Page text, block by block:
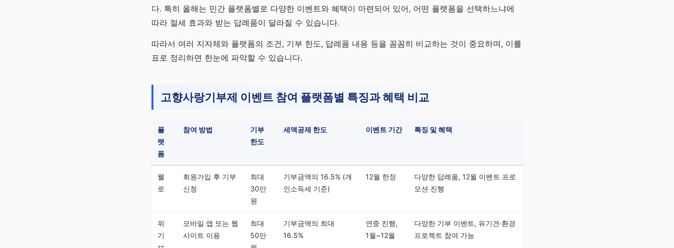
다. 특히 올해는 민간 플랫폼별로 다양한 이벤트와 혜택이 마련되어 있어, 어떤 플랫폼을 선택하느냐에
따라 절세 효과와 받는 답례품이 달라질 수 있습니다.
따라서 여러 지자체와 플랫폼의 조건, 기부 한도, 답례품 내용 등을 꼼꼼히 비교하는 것이 중요하며, 이를
표로 정리하면 한눈에 파악할 수 있습니다.
고향사랑기부제 이벤트 참여 플랫폼별 특징과 혜택 비교
플
랫
폼
참여 방법
기부
한도
세액공제 한도 이벤트 기간 특징 및 혜택
웰
로
회원가입 후 기부
신청
최대
30만
원
기부금액의 16.5% (개
인소득세 기준)
12월 한정
다양한 답례품, 12월 이벤트 프로
모션 진행
위
기
모바일 앱 또는 웹
사이트 이용
최대
50만
기부금액의 최대
16.5%
연중 진행,
1월~12월
다양한 기부 이벤트, 유기견·환경
프로젝트 참여 가능